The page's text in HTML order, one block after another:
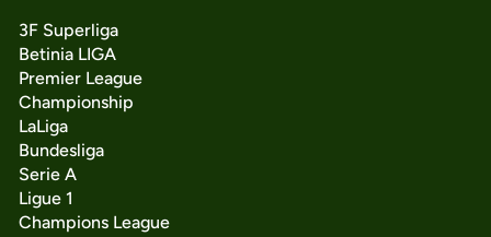
3F Superliga
Betinia LIGA
Premier League
Championship
LaLiga
Bundesliga
Serie A
Ligue 1
Champions League